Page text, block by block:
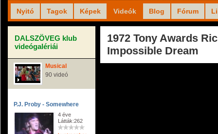
Nyitó Tagok Képek Videók Blog Fórum
DALSZÖVEG klub
videógalériái
Musical
90 videó
P.J. Proby - Somewhere
4 éve
Látták:262
1972 Tony Awards
Impossible Dream